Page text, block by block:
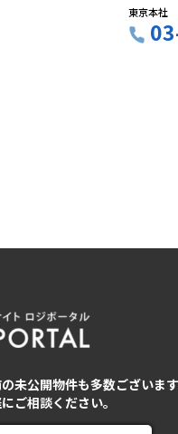
東京本社
未公開物件も多数ございます
ご相談ください。